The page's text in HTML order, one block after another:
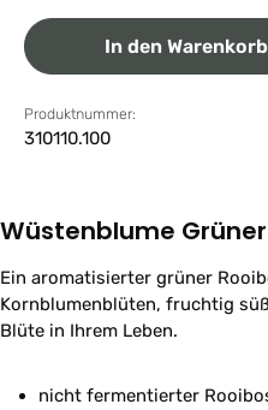
In den Warenkorb
Produktnummer:
310110.100
Wüstenblume
Ein aromatisierter grüner
Kornblumenblüten, fruchtig
Blüte in Ihrem Leben.
nicht fermentierter